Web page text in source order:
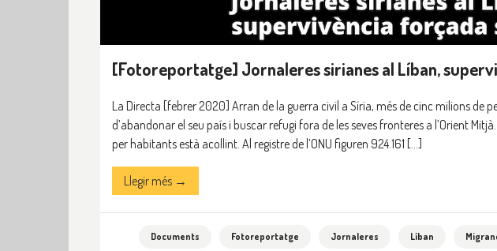
[Fotoreportatge] Jornaleres sirianes al Líban,
La Directa [febrer 2020] Arran de la guerra civil a Síria, més de cinc milions de
d’abandonar el seu país i buscar refugi fora de les seves fronteres a l’Orient
per habitants està acollint. Al registre de l’ONU figuren 924.161 […]
Llegir més →
Documents Fotoreportatge Jornaleres Líban